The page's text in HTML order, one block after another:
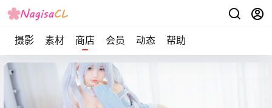
摄影 素材 商店 会员 动态 帮助